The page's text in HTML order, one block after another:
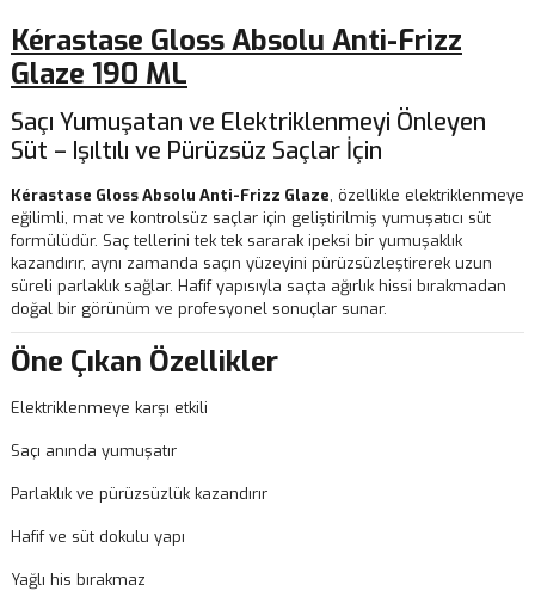
Kérastase Gloss Absolu Anti-Frizz
Glaze 190 ML
Saçı Yumuşatan ve Elektriklenmeyi Önleyen
Süt – Işıltılı ve Pürüzsüz Saçlar İçin
Kérastase Gloss Absolu Anti-Frizz Glaze, özellikle elektriklenmeye
eğilimli, mat ve kontrolsüz saçlar için geliştirilmiş yumuşatıcı süt
formülüdür. Saç tellerini tek tek sararak ipeksi bir yumuşaklık
kazandırır, aynı zamanda saçın yüzeyini pürüzsüzleştirerek uzun
süreli parlaklık sağlar. Hafif yapısıyla saçta ağırlık hissi bırakmadan
doğal bir görünüm ve profesyonel sonuçlar sunar.
Öne Çıkan Özellikler
Elektriklenmeye karşı etkili
Saçı anında yumuşatır
Parlaklık ve pürüzsüzlük kazandırır
Hafif ve süt dokulu yapı
Yağlı his bırakmaz